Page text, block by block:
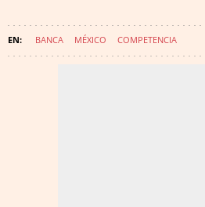
BANCA MÉXICO COMPETENCIA